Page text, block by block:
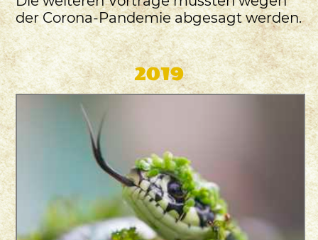
der Corona-Pandemie abgesagt werden.
2019